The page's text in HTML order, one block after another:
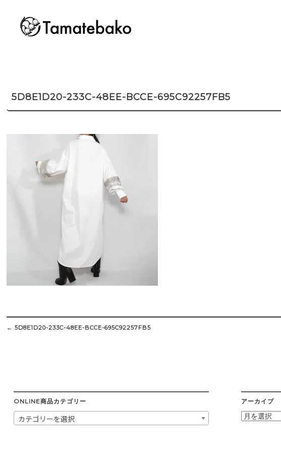
5D8E1D20-233C-48EE-BCCE-695C92257FB5
Post
navigation
← 5D8E1D20-233C-48EE-BCCE-695C92257FB5
ONLINE商品カテゴリー
カテゴリーを選択
アーカイブ
ア
ー